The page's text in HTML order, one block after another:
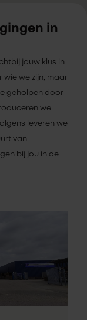
in
jouw klus in
wie we zijn, maar
geholpen door
we
leveren we
van
bij jou in de